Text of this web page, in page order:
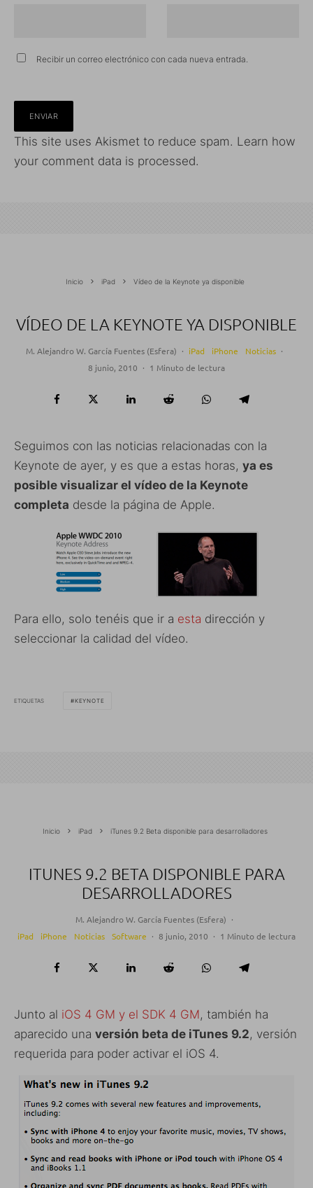
Recibir un correo electrónico con cada nueva entrada.
This site uses Akismet to reduce spam. Learn how
your comment data is processed.
Inicio iPad Vídeo de la Keynote ya disponible
VÍDEO DE LA KEYNOTE YA DISPONIBLE
M. Alejandro W. García Fuentes (Esfera) · iPad iPhone Noticias ·
8 junio, 2010 · 1 Minuto de lectura
Seguimos con las noticias relacionadas con la
Keynote de ayer, y es que a estas horas, ya es
posible visualizar el vídeo de la Keynote
completa desde la página de Apple.
Para ello, solo tenéis que ir a esta dirección y
seleccionar la calidad del vídeo.
ETIQUETAS KEYNOTE
Inicio iPad iTunes 9.2 Beta disponible para desarrolladores
ITUNES 9.2 BETA DISPONIBLE PARA
DESARROLLADORES
M. Alejandro W. García Fuentes (Esfera) ·
iPad
iPhone Noticias Software · 8 junio, 2010 · 1 Minuto de lectura
Junto al iOS 4 GM y el SDK 4 GM, también ha
aparecido una versión beta de iTunes 9.2, versión
requerida para poder activar el iOS 4.